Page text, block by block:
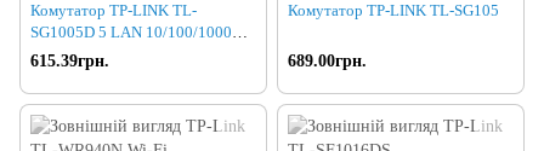
Комутатор TP-LINK TL-
SG1005D 5 LAN 10/100/1000
Mb, Unmanaged
615.39грн.
Комутатор TP-LINK TL-SG105
689.00грн.